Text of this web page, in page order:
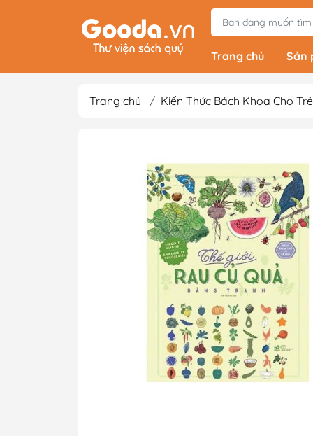
Trang chủ
Sản
Giả Tưởng - Kinh
Thám
Văn Học Kinh Điển
Xem thêm
Sách Ehon &
Thiếu Nhi
Tô Màu - Luyện
Kiến Thức Bách
Trẻ
Đạo Đức - Kỹ
Trang chủ / Kiến Thức Bách Khoa Cho Trẻ